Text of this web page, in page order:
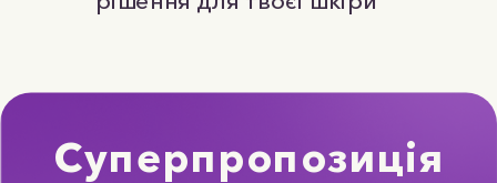
Суперпропозиція